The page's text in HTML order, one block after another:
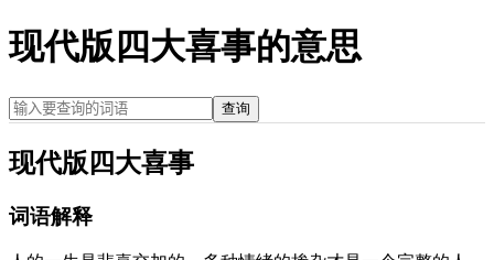
现代版四大喜事的意思
查询
现代版四大喜事
词语解释